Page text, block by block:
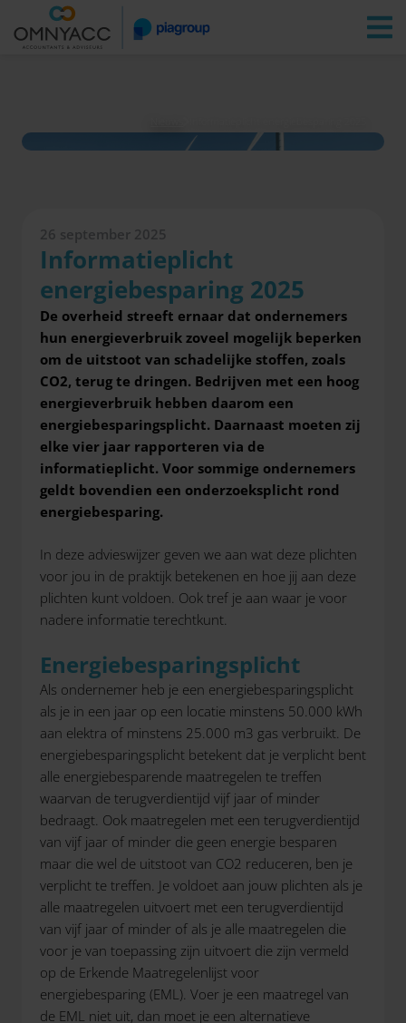
Vestigingen Zoeken
26 september 2025
Informatieplicht
energiebesparing 2025
De overheid streeft ernaar dat ondernemers
hun energieverbruik zoveel mogelijk beperken
om de uitstoot van schadelijke stoffen, zoals
CO2, terug te dringen. Bedrijven met een hoog
energieverbruik hebben daarom een
energiebesparingsplicht. Daarnaast moeten zij
elke vier jaar rapporteren via de
informatieplicht. Voor sommige ondernemers
geldt bovendien een onderzoeksplicht rond
energiebesparing.
In deze advieswijzer geven we aan wat deze plichten
voor jou in de praktijk betekenen en hoe jij aan deze
plichten kunt voldoen. Ook tref je aan waar je voor
nadere informatie terechtkunt.
Energiebesparingsplicht
Als ondernemer heb je een energiebesparingsplicht
als je in een jaar op een locatie minstens 50.000 kWh
aan elektra of minstens 25.000 m3 gas verbruikt. De
energiebesparingsplicht betekent dat je verplicht bent
alle energiebesparende maatregelen te treffen
waarvan de terugverdientijd vijf jaar of minder
bedraagt. Ook maatregelen met een terugverdientijd
van vijf jaar of minder die geen energie besparen
maar die wel de uitstoot van CO2 reduceren, ben je
verplicht te treffen. Je voldoet aan jouw plichten als je
alle maatregelen uitvoert met een terugverdientijd
van vijf jaar of minder of als je alle maatregelen die
voor je van toepassing zijn uitvoert die zijn vermeld
op de Erkende Maatregelenlijst voor
energiebesparing (EML). Voer je een maatregel van
de EML niet uit, dan moet je een alternatieve